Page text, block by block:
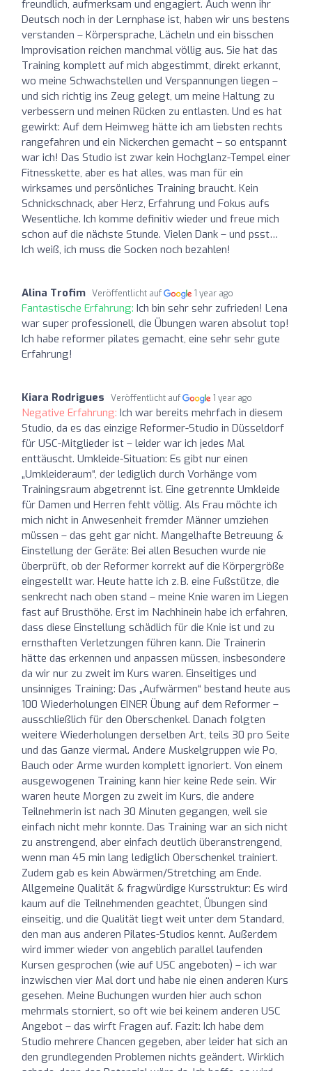
freundlich, aufmerksam und engagiert. Auch wenn ihr
Deutsch noch in der Lernphase ist, haben wir uns bestens
verstanden – Körpersprache, Lächeln und ein bisschen
Improvisation reichen manchmal völlig aus. Sie hat das
Training komplett auf mich abgestimmt, direkt erkannt,
wo meine Schwachstellen und Verspannungen liegen –
und sich richtig ins Zeug gelegt, um meine Haltung zu
verbessern und meinen Rücken zu entlasten. Und es hat
gewirkt: Auf dem Heimweg hätte ich am liebsten rechts
rangefahren und ein Nickerchen gemacht – so entspannt
war ich! Das Studio ist zwar kein Hochglanz-Tempel einer
Fitnesskette, aber es hat alles, was man für ein
wirksames und persönliches Training braucht. Kein
Schnickschnack, aber Herz, Erfahrung und Fokus aufs
Wesentliche. Ich komme definitiv wieder und freue mich
schon auf die nächste Stunde. Vielen Dank – und psst…
Ich weiß, ich muss die Socken noch bezahlen!
Alina Trofim Veröffentlicht auf 1 year ago
Fantastische Erfahrung: Ich bin sehr sehr zufrieden! Lena
war super professionell, die Übungen waren absolut top!
Ich habe reformer pilates gemacht, eine sehr sehr gute
Erfahrung!
Kiara Rodrigues Veröffentlicht auf 1 year ago
Negative Erfahrung: Ich war bereits mehrfach in diesem
Studio, da es das einzige Reformer-Studio in Düsseldorf
für USC-Mitglieder ist – leider war ich jedes Mal
enttäuscht. Umkleide-Situation: Es gibt nur einen
„Umkleideraum“, der lediglich durch Vorhänge vom
Trainingsraum abgetrennt ist. Eine getrennte Umkleide
für Damen und Herren fehlt völlig. Als Frau möchte ich
mich nicht in Anwesenheit fremder Männer umziehen
müssen – das geht gar nicht. Mangelhafte Betreuung &
Einstellung der Geräte: Bei allen Besuchen wurde nie
überprüft, ob der Reformer korrekt auf die Körpergröße
eingestellt war. Heute hatte ich z. B. eine Fußstütze, die
senkrecht nach oben stand – meine Knie waren im Liegen
fast auf Brusthöhe. Erst im Nachhinein habe ich erfahren,
dass diese Einstellung schädlich für die Knie ist und zu
ernsthaften Verletzungen führen kann. Die Trainerin
hätte das erkennen und anpassen müssen, insbesondere
da wir nur zu zweit im Kurs waren. Einseitiges und
unsinniges Training: Das „Aufwärmen“ bestand heute aus
100 Wiederholungen EINER Übung auf dem Reformer –
ausschließlich für den Oberschenkel. Danach folgten
weitere Wiederholungen derselben Art, teils 30 pro Seite
und das Ganze viermal. Andere Muskelgruppen wie Po,
Bauch oder Arme wurden komplett ignoriert. Von einem
ausgewogenen Training kann hier keine Rede sein. Wir
waren heute Morgen zu zweit im Kurs, die andere
Teilnehmerin ist nach 30 Minuten gegangen, weil sie
einfach nicht mehr konnte. Das Training war an sich nicht
zu anstrengend, aber einfach deutlich überanstrengend,
wenn man 45 min lang lediglich Oberschenkel trainiert.
Zudem gab es kein Abwärmen/Stretching am Ende.
Allgemeine Qualität & fragwürdige Kursstruktur: Es wird
kaum auf die Teilnehmenden geachtet, Übungen sind
einseitig, und die Qualität liegt weit unter dem Standard,
den man aus anderen Pilates-Studios kennt. Außerdem
wird immer wieder von angeblich parallel laufenden
Kursen gesprochen (wie auf USC angeboten) – ich war
inzwischen vier Mal dort und habe nie einen anderen Kurs
gesehen. Meine Buchungen wurden hier auch schon
mehrmals storniert, so oft wie bei keinem anderen USC
Angebot – das wirft Fragen auf. Fazit: Ich habe dem
Studio mehrere Chancen gegeben, aber leider hat sich an
den grundlegenden Problemen nichts geändert. Wirklich